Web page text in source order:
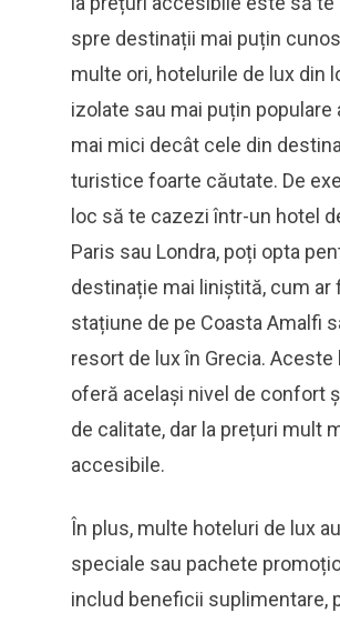
spre destinații mai puțin
multe ori, hotelurile de lux din
izolate sau mai puțin populare
mai mici decât cele din
turistice foarte căutate. De
loc să te cazezi într-un hotel
Paris sau Londra, poți opta
destinație mai liniștită, cum ar
stațiune de pe Coasta Amalfi
resort de lux în Grecia. Aceste
oferă același nivel de confort
de calitate, dar la prețuri mult
accesibile.
În plus, multe hoteluri de lux
speciale sau pachete
includ beneficii suplimentare,